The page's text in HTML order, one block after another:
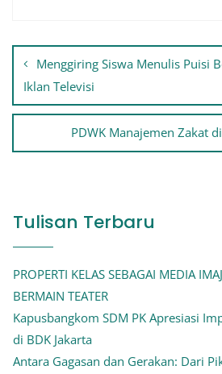
Navigasi
pos
Menggiring Siswa Menulis Puisi
Iklan Televisi
PDWK Manajemen Zakat
Tulisan Terbaru
PROPERTI KELAS SEBAGAI MEDIA
BERMAIN TEATER
Kapusbangkom SDM PK Apresiasi
di BDK Jakarta
Antara Gagasan dan Gerakan: Dari